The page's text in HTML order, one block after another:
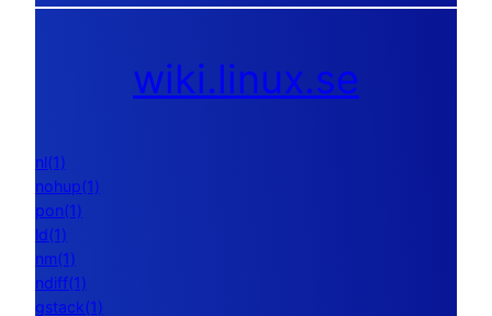
wiki.linux.se
nl(1)
nohup(1)
pon(1)
ld(1)
nm(1)
ndiff(1)
gstack(1)